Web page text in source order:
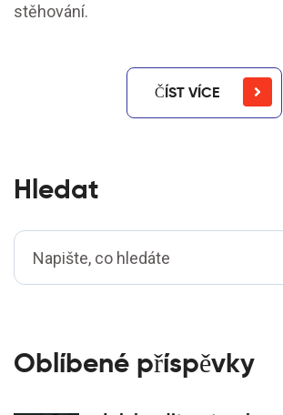
stěhování.
ČÍST VÍCE
Hledat
Oblíbené příspěvky